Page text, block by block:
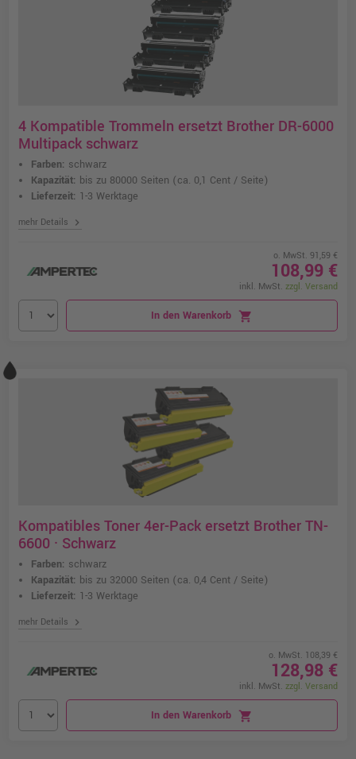
4 Kompatible Trommeln ersetzt Brother DR-6000
Multipack schwarz
Farben: schwarz
Kapazität: bis zu 80000 Seiten (ca. 0,1 Cent / Seite)
Lieferzeit: 1-3 Werktage
mehr Details chevron_right
o. MwSt. 91,59 €
108,99 €
inkl. MwSt. zzgl. Versand
In den Warenkorb shopping_cart
Kompatibles Toner 4er-Pack ersetzt Brother TN-
6600 · Schwarz
Farben: schwarz
Kapazität: bis zu 32000 Seiten (ca. 0,4 Cent / Seite)
Lieferzeit: 1-3 Werktage
mehr Details chevron_right
o. MwSt. 108,39 €
128,98 €
inkl. MwSt. zzgl. Versand
In den Warenkorb shopping_cart